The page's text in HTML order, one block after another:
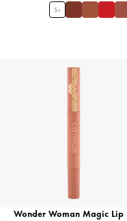
+
5
Wonder Woman Magic Lip